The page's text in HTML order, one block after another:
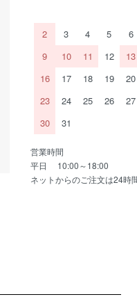
2
3 4 5 6
9
10 11 12 13
16
17 18 19 20
23
24 25 26 27
30
31
営業時間
平日 10:00～18:00
ネットからのご注文は24時